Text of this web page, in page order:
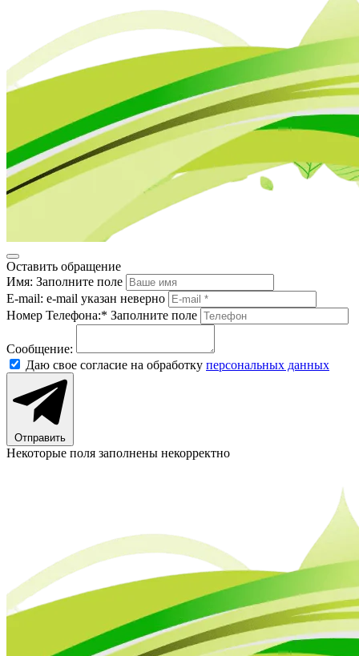
Оставить обращение
Имя: Заполните поле
E-mail: e-mail указан неверно
Номер Телефона:* Заполните поле
Сообщение:
Даю свое согласие на обработку персональных данных
Отправить
Некоторые поля заполнены некорректно